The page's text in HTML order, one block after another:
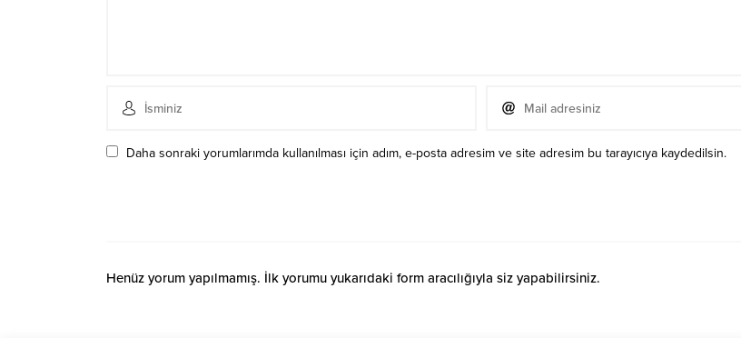
Daha sonraki yorumlarımda kullanılması için adım, e-posta adresim ve site adresim bu tarayıcıya kaydedilsin.
Henüz yorum yapılmamış. İlk yorumu yukarıdaki form aracılığıyla siz yapabilirsiniz.